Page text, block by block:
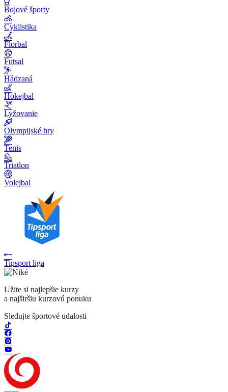
Bojové športy
Cyklistika
Florbal
Futsal
Hádzaná
Hokejbal
Lyžovanie
Olympijské hry
Tenis
Triatlon
Volejbal
Tipsport liga
Užite si najlepšie kurzy
a najširšiu kurzovú ponuku
Sledujte športové udalosti